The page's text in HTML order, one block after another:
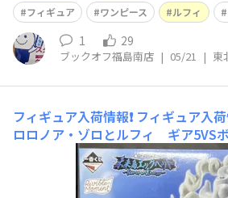
フィギュア ワンピース ルフィ
1 29
ブックオフ福島南店 | 05/21 | 東
フィギュア入荷情報❗️ フィギュア入
ロロノア・ゾロとルフィ ギア5VS
ました😆 エッグヘッド編の一コマ
アどちらも迫力のあるポージングの
めの際は是非BOOKOFF仙台松森店